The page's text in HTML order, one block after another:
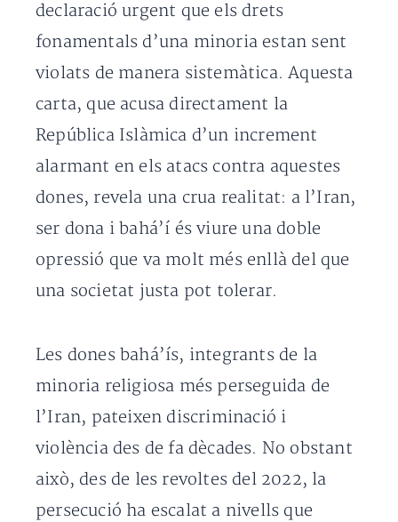
declaració urgent que els drets
fonamentals d’una minoria estan sent
violats de manera sistemàtica. Aquesta
carta, que acusa directament la
República Islàmica d’un increment
alarmant en els atacs contra aquestes
dones, revela una crua realitat: a l’Iran,
ser dona i bahá’í és viure una doble
opressió que va molt més enllà del que
una societat justa pot tolerar.
Les dones bahá’ís, integrants de la
minoria religiosa més perseguida de
l’Iran, pateixen discriminació i
violència des de fa dècades. No obstant
això, des de les revoltes del 2022, la
persecució ha escalat a nivells que